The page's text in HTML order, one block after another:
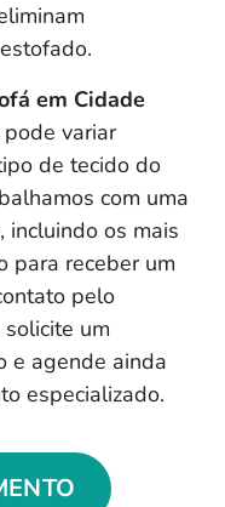
em Cidade
variar
de tecido do
com uma
os mais
para receber um
pelo
um
e agende ainda
especializado.